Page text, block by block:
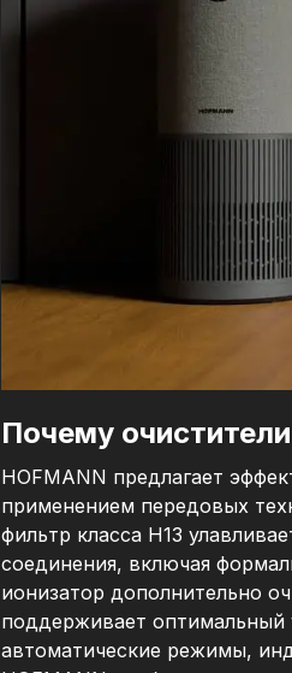
Почему
HOFMANN предлагает
применением передовых
фильтр класса H13
соединения, включая
ионизатор дополнительно
поддерживает оптимальный
автоматические режимы,